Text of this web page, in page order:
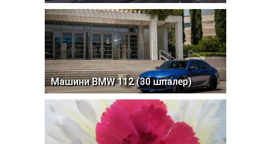
Машини BMW 112 (30 шпалер)